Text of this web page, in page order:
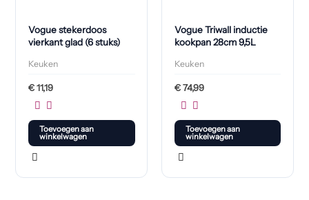
Vogue stekerdoos
vierkant glad (6 stuks)
Keuken
€11,19
Toevoegen aan
winkelwagen
Vogue Triwall inductie
kookpan 28cm 9,5L
Keuken
€74,99
Toevoegen aan
winkelwagen